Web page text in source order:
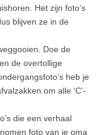
Het zijn foto’s
blijven ze in de
Doe de
de overtollige
heb je
om alle ‘C’-
die een verhaal
foto van je oma